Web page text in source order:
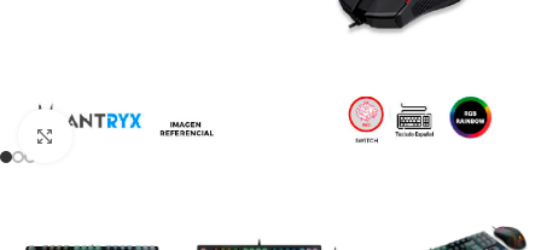
Click to enlarge